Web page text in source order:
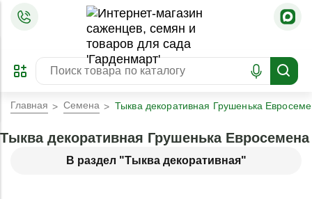
ПРЕДЗАКАЗ
ЗАБРОНИРОВАТЬ
ЛУЧШЕЕ
Главная Семена Тыква декоративная Грушенька
В раздел "Тыква декоративная"
Тыква декоративная Грушенька Евросемена